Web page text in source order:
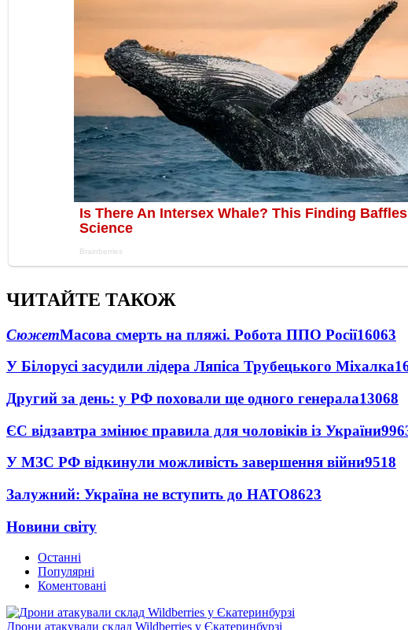
ЧИТАЙТЕ ТАКОЖ
СюжетМасова смерть на пляжі. Робота ППО Росії16063
У Білорусі засудили лідера Ляпіса Трубецького Міхалка
Другий за день: у РФ поховали ще одного генерала13068
ЄС відзавтра змінює правила для чоловіків із України
У МЗС РФ відкинули можливість завершення війни9518
Залужний: Україна не вступить до НАТО8623
Новини світу
Останні
Популярні
Коментовані
Дрони атакували склад Wildberries у Єкатеринбурзі